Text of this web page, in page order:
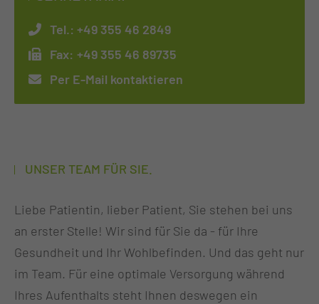
Tel.: +49 355 46 2849
Fax: +49 355 46 89735
Per E-Mail kontaktieren
UNSER TEAM FÜR SIE.
Liebe Patientin, lieber Patient, Sie stehen bei uns
an erster Stelle! Wir sind für Sie da - für Ihre
Gesundheit und Ihr Wohlbefinden. Und das geht nur
im Team. Für eine optimale Versorgung während
Ihres Aufenthalts steht Ihnen deswegen ein